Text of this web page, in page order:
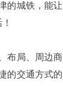
的城铁，能让
布局、周边商
的交通方式的